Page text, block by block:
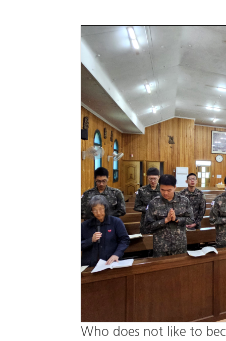
Who does not like to